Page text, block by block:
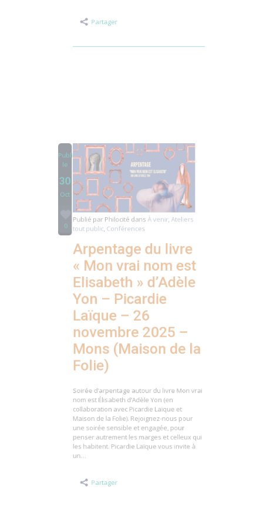
pratique de Vrin. L’évènement Facebook
Partager
30
Publié par Philocitédans À venir
Ateliers
tout public,Conférences
Arpentage du livre
« Mon vrai nom est
Elisabeth » d’Adèle
Yon – Picardie
Laïque – 26
novembre 2025 –
Mons (Maison de la
Folie)
Soirée d’arpentage autour du livre Mon vrai
nom est Élisabeth d’Adèle Yon (en
collaboration avec Picardie Laïque et
Maison de la Folie). Rejoignez-nous pour
une soirée sensible et engagée, pour
penser autrement les marges et celleux qui